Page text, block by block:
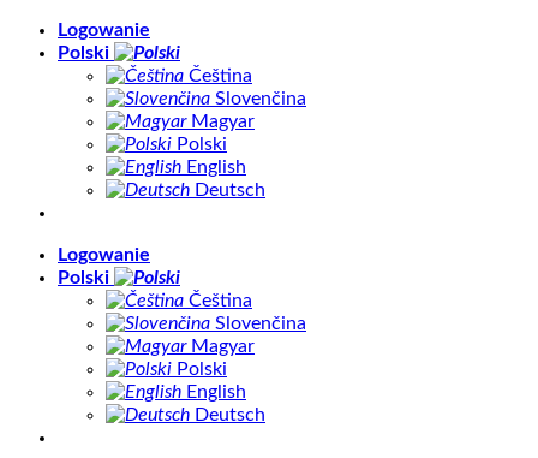
Skip
Logowanie
Polski
Čeština
Slovenčina
Magyar
Polski
English
Deutsch
Logowanie
Polski
Čeština
Slovenčina
Magyar
Polski
English
Deutsch